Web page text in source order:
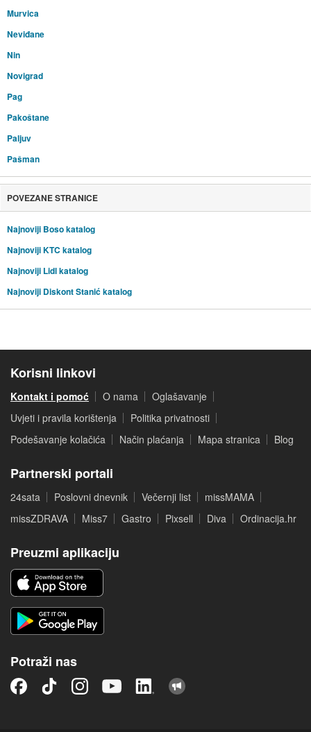
Murvica
Neviđane
Nin
Novigrad
Pag
Pakoštane
Paljuv
Pašman
POVEZANE STRANICE
Najnoviji Boso katalog
Najnoviji KTC katalog
Najnoviji Lidl katalog
Najnoviji Diskont Stanić katalog
Korisni linkovi
Kontakt i pomoć O nama
Oglašavanje
Uvjeti i pravila korištenja
Politika privatnosti
Podešavanje kolačića
Način plaćanja Mapa stranica Blog
Partnerski portali
24sata Poslovni dnevnik Večernji list
missMAMA
missZDRAVA
Miss7 Gastro Pixsell Diva Ordinacija.hr
Preuzmi aplikaciju
Potraži nas